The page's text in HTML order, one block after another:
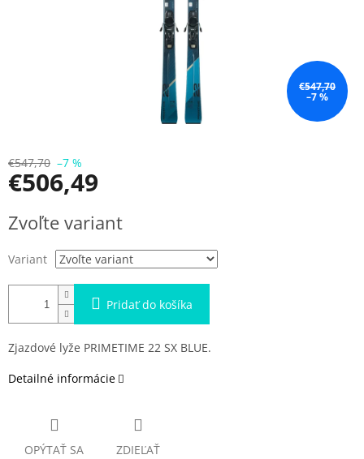
€547,70
–7 %
€547,70 –7 %
€506,49
cena:
Zvoľte variant
Variant
Pridať do košíka
Zjazdové lyže PRIMETIME 22 SX BLUE.
Detailné informácie
OPÝTAŤ SA ZDIEĽAŤ